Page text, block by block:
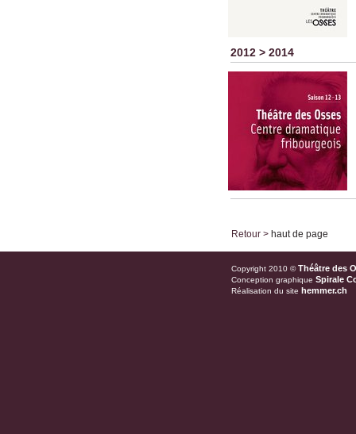
2012 > 2014
Retour > haut de page
Copyright 2010 ©Théâtre des
Conception graphique Spirale
Réalisation du site hemmer.ch